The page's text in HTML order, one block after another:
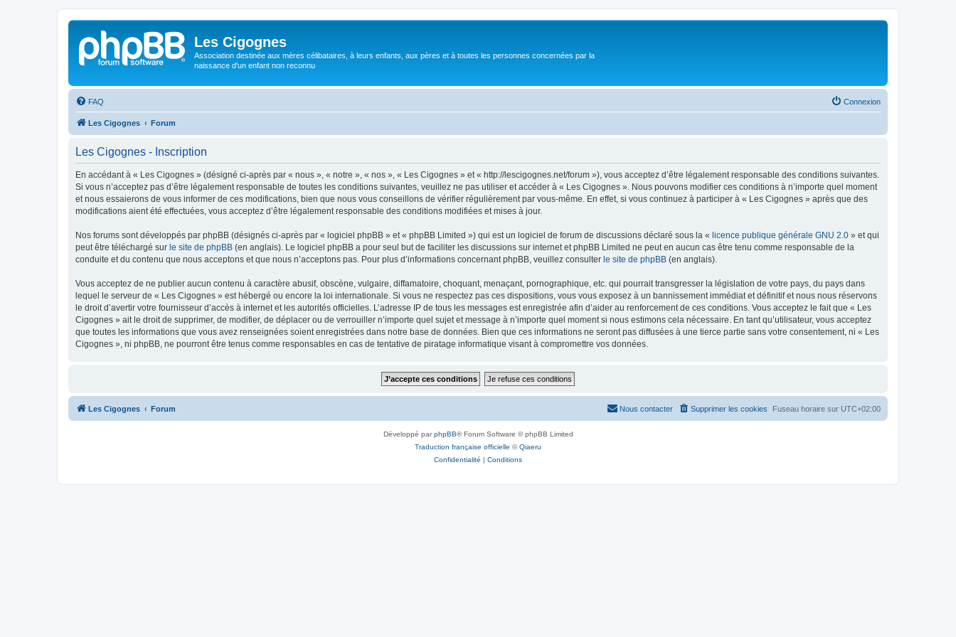
Les Cigognes
Association destinée aux mères célibataires, à leurs enfants, aux pères et à toutes les personnes concernées par la
naissance d'un enfant non reconnu
FAQ Connexion
Les Cigognes Forum
Les Cigognes - Inscription
En accédant à « Les Cigognes » (désigné ci-après par « nous », « notre », « nos », « Les Cigognes » et « http://lescigognes.net/forum »), vous acceptez d’être légalement responsable des conditions suivantes.
Si vous n’acceptez pas d’être légalement responsable de toutes les conditions suivantes, veuillez ne pas utiliser et accéder à « Les Cigognes ». Nous pouvons modifier ces conditions à n’importe quel moment
et nous essaierons de vous informer de ces modifications, bien que nous vous conseillons de vérifier régulièrement par vous-même. En effet, si vous continuez à participer à « Les Cigognes » après que des
modifications aient été effectuées, vous acceptez d’être légalement responsable des conditions modifiées et mises à jour.
Nos forums sont développés par phpBB (désignés ci-après par « logiciel phpBB » et « phpBB Limited ») qui est un logiciel de forum de discussions déclaré sous la « licence publique générale GNU 2.0 » et qui
peut être téléchargé sur le site de phpBB (en anglais). Le logiciel phpBB a pour seul but de faciliter les discussions sur internet et phpBB Limited ne peut en aucun cas être tenu comme responsable de la
conduite et du contenu que nous acceptons et que nous n’acceptons pas. Pour plus d’informations concernant phpBB, veuillez consulter le site de phpBB (en anglais).
Vous acceptez de ne publier aucun contenu à caractère abusif, obscène, vulgaire, diffamatoire, choquant, menaçant, pornographique, etc. qui pourrait transgresser la législation de votre pays, du pays dans
lequel le serveur de « Les Cigognes » est hébergé ou encore la loi internationale. Si vous ne respectez pas ces dispositions, vous vous exposez à un bannissement immédiat et définitif et nous nous réservons
le droit d’avertir votre fournisseur d’accès à internet et les autorités officielles. L’adresse IP de tous les messages est enregistrée afin d’aider au renforcement de ces conditions. Vous acceptez le fait que « Les
Cigognes » ait le droit de supprimer, de modifier, de déplacer ou de verrouiller n’importe quel sujet et message à n’importe quel moment si nous estimons cela nécessaire. En tant qu’utilisateur, vous acceptez
que toutes les informations que vous avez renseignées soient enregistrées dans notre base de données. Bien que ces informations ne seront pas diffusées à une tierce partie sans votre consentement, ni « Les
Cigognes », ni phpBB, ne pourront être tenus comme responsables en cas de tentative de piratage informatique visant à compromettre vos données.
Les Cigognes Forum Fuseau horaire sur UTC+02:00
Supprimer les cookies
Nous contacter
Développé parphpBB® Forum Software © phpBB Limited
Traduction française officielle ©Qiaeru
Confidentialité | Conditions